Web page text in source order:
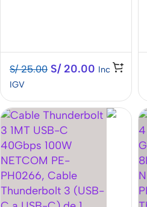
S/25.00 S/20.00 Inc
IGV